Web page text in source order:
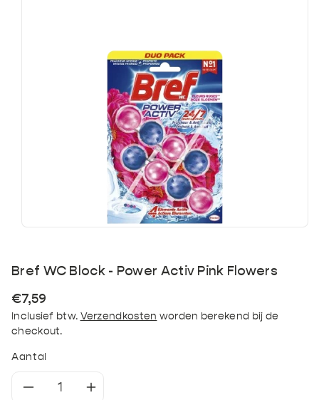
Mix bakken
Tonic & Mixers
Bref WC Block - Power Activ Pink Flowers
Normale
prijs
€7,59
Inclusief btw. Verzendkosten worden berekend bij de
checkout.
Aantal